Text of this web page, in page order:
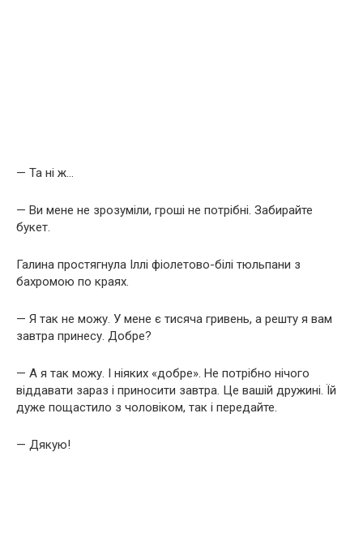
— Та ні ж…
— Ви мене не зрозуміли, гроші не потрібні. Забирайте
букет.
Галина простягнула Іллі фіолетово-білі тюльпани з
бахромою по краях.
— Я так не можу. У мене є тисяча гривень, а решту я вам
завтра принесу. Добре?
— А я так можу. І ніяких «добре». Не потрібно нічого
віддавати зараз і приносити завтра. Це вашій дружині. Їй
дуже пощастило з чоловіком, так і передайте.
— Дякую!